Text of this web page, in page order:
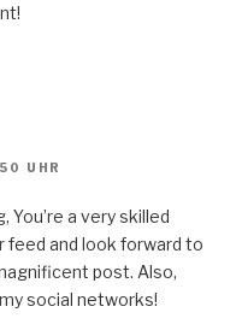
UHR
You’re a very skilled
feed and look forward to
post. Also,
social networks!